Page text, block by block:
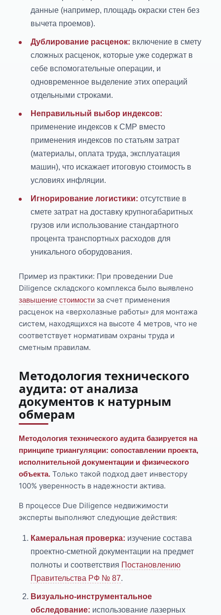
данные (например, площадь окраски стен без
вычета проемов).
Дублирование расценок: включение в смету
сложных расценок, которые уже содержат в
себе вспомогательные операции, и
одновременное выделение этих операций
отдельными строками.
Неправильный выбор индексов:
применение индексов к СМР вместо
применения индексов по статьям затрат
(материалы, оплата труда, эксплуатация
машин), что искажает итоговую стоимость в
условиях инфляции.
Игнорирование логистики: отсутствие в
смете затрат на доставку крупногабаритных
грузов или использование стандартного
процента транспортных расходов для
уникального оборудования.
Пример из практики: При проведении Due
Diligence складского комплекса было выявлено
завышение стоимости за счет применения
расценок на «верхолазные работы» для монтажа
систем, находящихся на высоте 4 метров, что не
соответствует нормативам охраны труда и
сметным правилам.
Методология технического
аудита: от анализа
документов к натурным
обмерам
Методология технического аудита базируется на
принципе триангуляции: сопоставлении проекта,
исполнительной документации и физического
объекта. Только такой подход дает инвестору
100% уверенность в надежности актива.
В процессе Due Diligence недвижимости
эксперты выполняют следующие действия:
Камеральная проверка: изучение состава
проектно-сметной документации на предмет
полноты и соответствия Постановлению
Правительства РФ № 87.
Визуально-инструментальное
обследование: использование лазерных